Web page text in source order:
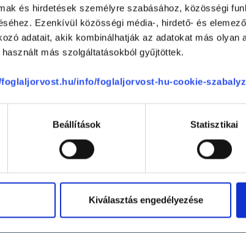
és hirdetések személyre szabásához, közösségi
Ezenkívül közösségi média-, hirdető- és
adatait, akik kombinálhatják az adatokat más olyan
más szolgáltatásokból gyűjtöttek.
info/foglaljorvost-hu-cookie-
Beállítások Statisztikai
Kiválasztás engedélyezése
-